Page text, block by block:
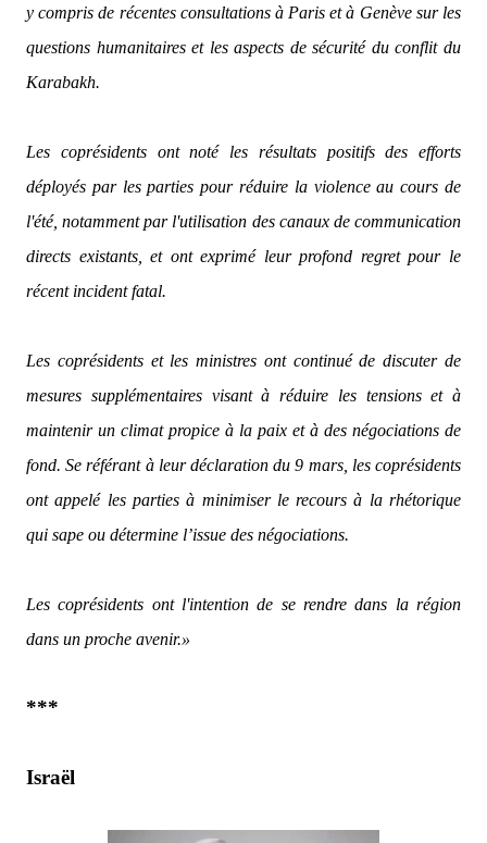
y compris de récentes consultations à Paris et à Genève sur les
questions humanitaires et les aspects de sécurité du conflit du
Karabakh.
Les coprésidents ont noté les résultats positifs des efforts
déployés par les parties pour réduire la violence au cours de
l'été, notamment par l'utilisation des canaux de communication
directs existants, et ont exprimé leur profond regret pour le
récent incident fatal.
Les coprésidents et les ministres ont continué de discuter de
mesures supplémentaires visant à réduire les tensions et à
maintenir un climat propice à la paix et à des négociations de
fond. Se référant à leur déclaration du 9 mars, les coprésidents
ont appelé les parties à minimiser le recours à la rhétorique
qui sape ou détermine l’issue des négociations.
Les coprésidents ont l'intention de se rendre dans la région
dans un proche avenir.»
***
Israël